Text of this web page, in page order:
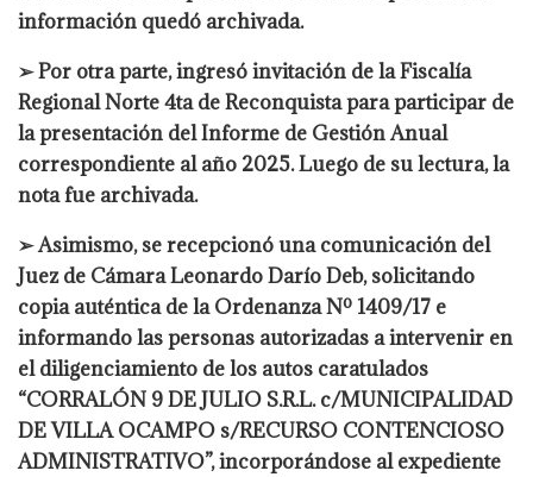
información quedó archivada.
➢ Por otra parte, ingresó invitación de la Fiscalía
Regional Norte 4ta de Reconquista para participar de
la presentación del Informe de Gestión Anual
correspondiente al año 2025. Luego de su lectura, la
nota fue archivada.
➢ Asimismo, se recepcionó una comunicación del
Juez de Cámara Leonardo Darío Deb, solicitando
copia auténtica de la Ordenanza Nº 1409/17 e
informando las personas autorizadas a intervenir en
el diligenciamiento de los autos caratulados
“CORRALÓN 9 DE JULIO S.R.L. c/MUNICIPALIDAD
DE VILLA OCAMPO s/RECURSO CONTENCIOSO
ADMINISTRATIVO”, incorporándose al expediente